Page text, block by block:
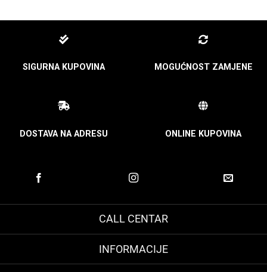
SIGURNA KUPOVINA MOGUĆNOST ZAMJENE
DOSTAVA NA ADRESU ONLINE KUPOVINA
CALL CENTAR
INFORMACIJE